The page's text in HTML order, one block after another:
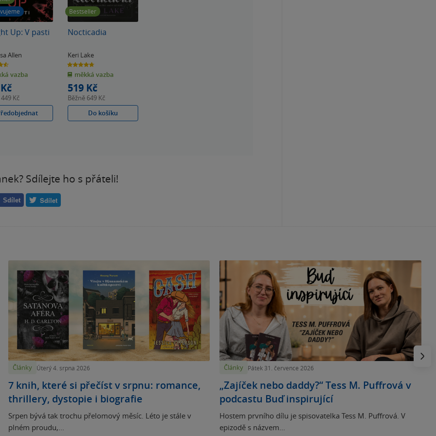
Up: V pasti
Allen
vazba
449 Kč
Bestseller
Nocticadia
Keri Lake
4.7
z
5
hvězdiček
měkká vazba
519 Kč
Běžně 649 Kč
Do košíku
Sdílejte ho s přáteli!
Sdílet Sdílet
Články Úterý 4. srpna 2026
7 knih, které si přečíst v srpnu: romance,
thrillery, dystopie i biografie
Srpen bývá tak trochu přelomový měsíc. Léto je stále v
plném proudu,...
Články Pátek 31. července 2026
„Zajíček nebo daddy?“ Tess M. Puffrová v
podcastu Buď inspirující
Hostem prvního dílu je spisovatelka Tess M. Puffrová. V
epizodě s názvem...